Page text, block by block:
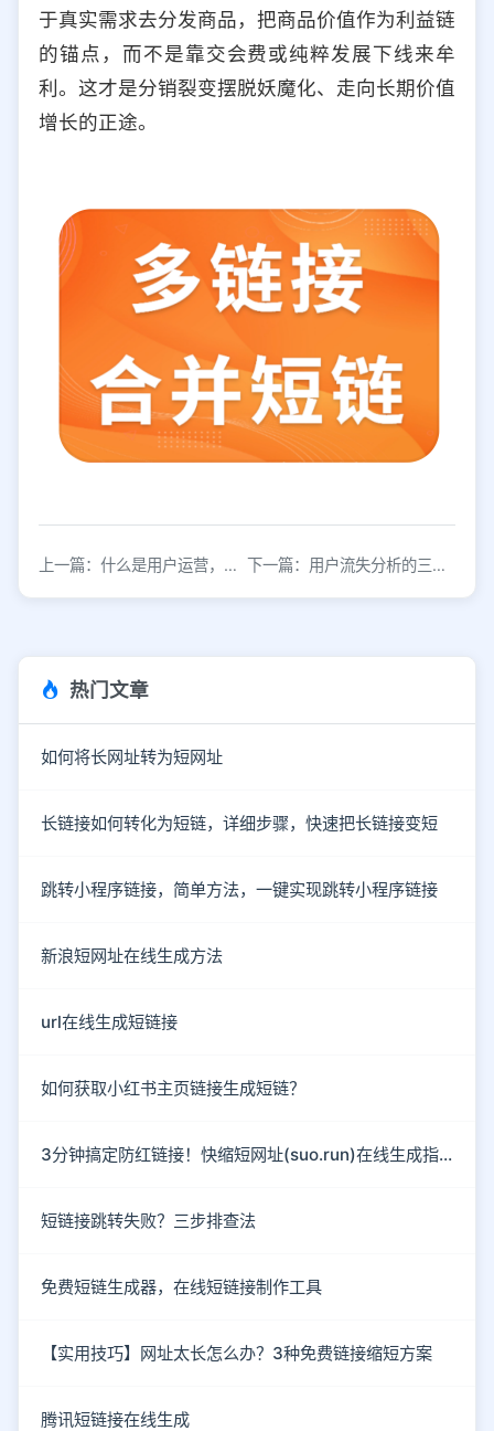
于真实需求去分发商品，把商品价值作为利益链
的锚点，而不是靠交会费或纯粹发展下线来牟
利。这才是分销裂变摆脱妖魔化、走向长期价值
增长的正途。
上一篇：什么是用户运营，用户运营需要什么？ 下一篇：用户流失分析的三个误区，你踩雷了吗？
热门文章
如何将长网址转为短网址
长链接如何转化为短链，详细步骤，快速把长链接变短
跳转小程序链接，简单方法，一键实现跳转小程序链接
新浪短网址在线生成方法
url在线生成短链接
如何获取小红书主页链接生成短链？
3分钟搞定防红链接！快缩短网址(suo.run)在线生成指南
短链接跳转失败？三步排查法
免费短链生成器，在线短链接制作工具
【实用技巧】网址太长怎么办？3种免费链接缩短方案
腾讯短链接在线生成